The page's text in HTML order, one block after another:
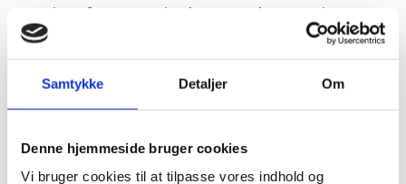
Samtykke Detaljer Om
Denne hjemmeside bruger cookies
Vi bruger cookies til at tilpasse vores indhold og
Section for Parasitology and Aquatic
Pathobiology, Department of Veterinary
and Animal Sciences Faculty of Health and
Medical Sciences, University of
Copenhagen